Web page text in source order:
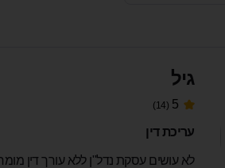
גיל
5
(14)
עריכת דין
לא עושים עסקת נדל"ן ללא עורך דין